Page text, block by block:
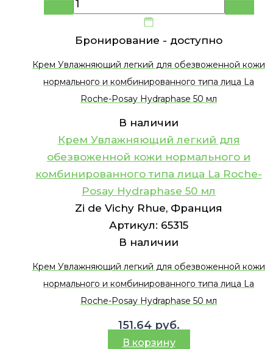
Бронирование - доступно
Крем Увлажняющий легкий для обезвоженной кожи
нормального и комбинированного типа лица La
Roche-Posay Hydraphase 50 мл
В наличии
Крем Увлажняющий легкий для
обезвоженной кожи нормального и
комбинированного типа лица La Roche-
Posay Hydraphase 50 мл
Zi de Vichy Rhue, Франция
Артикул: 65315
В наличии
Крем Увлажняющий легкий для обезвоженной кожи
нормального и комбинированного типа лица La
Roche-Posay Hydraphase 50 мл
151.64 руб.
В корзину